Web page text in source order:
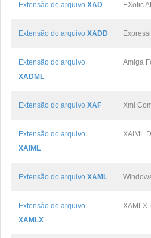
Extensão do arquivo XAD EXotic
Extensão do arquivo XADD
Extensão do arquivo
XADML
Amiga
Extensão do arquivo XAF Xml
Extensão do arquivo
XAIML
XAIML
Extensão do arquivo XAML
Extensão do arquivo
XAMLX
XAMLX